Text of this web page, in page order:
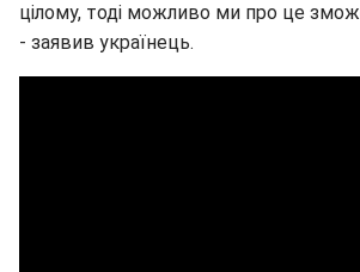
цілому, тоді можливо ми про це
- заявив українець.